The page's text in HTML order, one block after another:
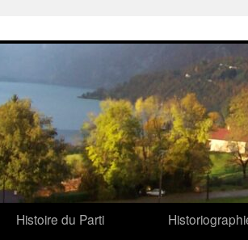
Histoire du Parti